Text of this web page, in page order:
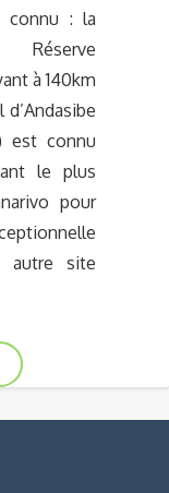
connu : la
Réserve
à 140km
est connu
le plus
pour
autre site